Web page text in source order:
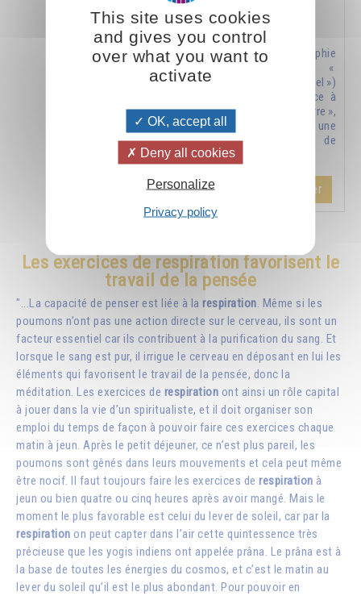
La nouvelle Terre - Méthodes, exercices,
formules, prières
Une philosophie
nouvelle (un «
nouveau ciel »)
donnera naissance à
une « nouvelle terre »,
c’est-à-dire à une
nouvelle façon de
vivre.
Ajouter
Les exercices de respiration favorisent le
travail de la pensée
"...La capacité de penser est liée à la respiration. Même si les
poumons n’ont pas une action directe sur le cerveau, ils sont un
facteur essentiel car ils contribuent à la purification du sang. Et
lorsque le sang est pur, il irrigue le cerveau en déposant en lui les
éléments qui favorisent le travail de la pensée, donc la
méditation. Les exercices de respiration ont ainsi un rôle capital
à jouer dans la vie d’un spiritualiste, et il doit organiser son
emploi du temps de façon à pouvoir faire ces exercices chaque
matin à jeun. Après le petit déjeuner, ce n’est plus pareil, les
poumons sont gênés dans leurs mouvements et cela peut même
être nocif. Il faut toujours faire les exercices de respiration à
jeun ou bien quatre ou cinq heures après avoir mangé. Mais le
moment le plus favorable est celui du lever de soleil, car par la
respiration on peut capter dans l’air cette quintessence très
précieuse que les yogis indiens ont appelée prâna. Le prâna est à
la base de toutes les énergies du cosmos, et c’est le matin au
lever du soleil qu’il est le plus abondant. Pour pouvoir en
This site uses cookies
and gives you control
over what you want to
activate
OK, accept all
Deny all cookies
Personalize
Privacy policy